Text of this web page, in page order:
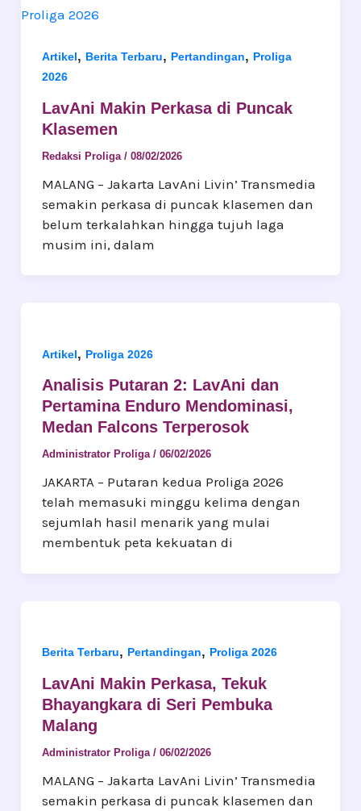
Artikel, Berita Terbaru, Pertandingan, Proliga
2026
LavAni Makin Perkasa di Puncak
Klasemen
Redaksi Proliga / 08/02/2026
MALANG – Jakarta LavAni Livin’ Transmedia
semakin perkasa di puncak klasemen dan
belum terkalahkan hingga tujuh laga
musim ini, dalam
Artikel, Proliga 2026
Analisis Putaran 2: LavAni dan
Pertamina Enduro Mendominasi,
Medan Falcons Terperosok
Administrator Proliga / 06/02/2026
JAKARTA – Putaran kedua Proliga 2026
telah memasuki minggu kelima dengan
sejumlah hasil menarik yang mulai
membentuk peta kekuatan di
Berita Terbaru, Pertandingan, Proliga 2026
LavAni Makin Perkasa, Tekuk
Bhayangkara di Seri Pembuka
Malang
Administrator Proliga / 06/02/2026
MALANG – Jakarta LavAni Livin’ Transmedia
semakin perkasa di puncak klasemen dan